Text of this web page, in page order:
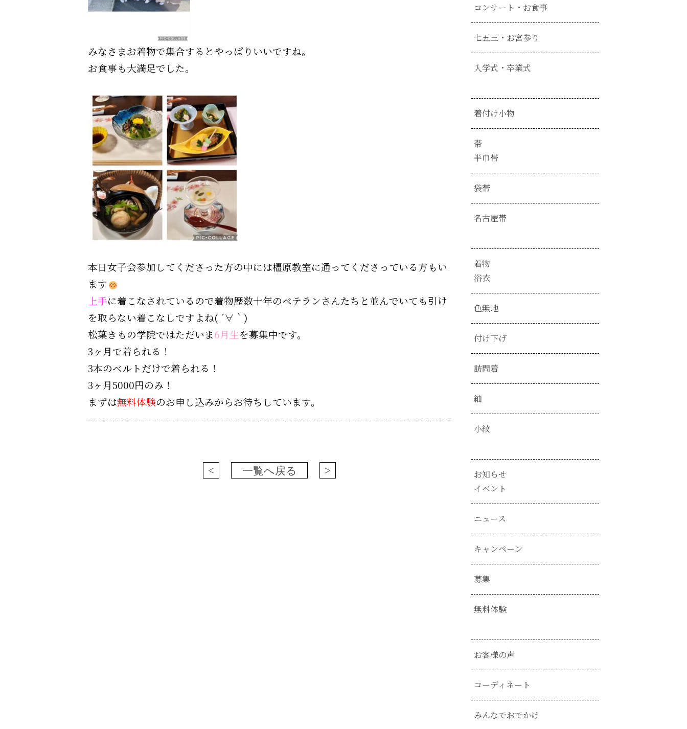
みなさまお着物で集合するとやっぱりいいですね。
お食事も大満足でした。
本日女子会参加してくださった方の中には橿原教室に通ってくださっている方もい
ます
上手に着こなされているので着物歴数十年のベテランさんたちと並んでいても引け
を取らない着こなしですよね( ´∀｀)
松葉きもの学院ではただいま6月生を募集中です。
3ヶ月で着られる！
3本のベルトだけで着られる！
3ヶ月5000円のみ！
まずは無料体験のお申し込みからお待ちしています。
< 一覧へ戻る >
コンサート・お食事
七五三・お宮参り
入学式・卒業式
着付け小物
帯
半巾帯
袋帯
名古屋帯
着物
浴衣
色無地
付け下げ
訪問着
紬
小紋
お知らせ
イベント
ニュース
キャンペーン
募集
無料体験
お客様の声
コーディネート
みんなでおでかけ